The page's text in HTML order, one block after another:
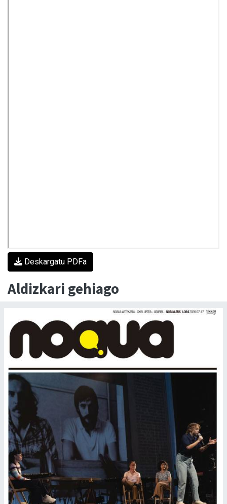
Deskargatu PDFa
Aldizkari gehiago